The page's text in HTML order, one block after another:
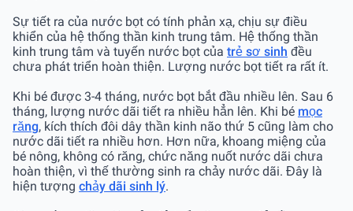
Sự tiết ra của nước bọt có tính phản xạ, chịu sự điều
khiển của hệ thống thần kinh trung tâm. Hệ thống thần
kinh trung tâm và tuyến nước bọt của trẻ sơ sinh đều
chưa phát triển hoàn thiện. Lượng nước bọt tiết ra rất ít.
Khi bé được 3-4 tháng, nước bọt bắt đầu nhiều lên. Sau 6
tháng, lượng nước dãi tiết ra nhiều hẳn lên. Khi bé mọc
răng, kích thích đôi dây thần kinh não thứ 5 cũng làm cho
nước dãi tiết ra nhiều hơn. Hơn nữa, khoang miệng của
bé nông, không có răng, chức năng nuốt nước dãi chưa
hoàn thiện, vì thế thường sinh ra chảy nước dãi. Đây là
hiện tượng chảy dãi sinh lý.